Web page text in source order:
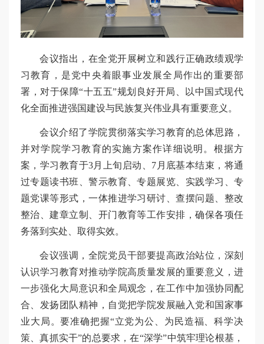
会议指出，在全党开展树立和践行正确政绩观学
习教育，是党中央着眼事业发展全局作出的重要部
署，对于保障“十五五”规划良好开局、以中国式现代
化全面推进强国建设与民族复兴伟业具有重要意义。
会议介绍了学院贯彻落实学习教育的总体思路，
并对学院学习教育的实施方案作详细说明。根据方
案，学习教育于3月上旬启动、7月底基本结束，将通
过专题读书班、警示教育、专题展览、实践学习、专
题党课等形式，一体推进学习研讨、查摆问题、整改
整治、建章立制、开门教育等工作安排，确保各项任
务落到实处、取得实效。
会议强调，全院党员干部要提高政治站位，深刻
认识学习教育对推动学院高质量发展的重要意义，进
一步强化大局意识和全局观念，在工作中加强协同配
合、发扬团队精神，自觉把学院发展融入党和国家事
业大局。要准确把握“立党为公、为民造福、科学决
策、真抓实干”的总要求，在“深学”中筑牢理论根基，